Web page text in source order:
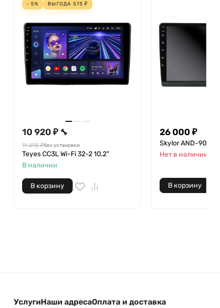
- 5% ВЫГОДА 575 ₽
10 920 ₽ 🔧
11 495 ₽без установки
Teyes CC3L Wi-Fi 32-2 10,2"
В наличии
В корзину
26 000 ₽
Skylor AND-9014
Нет в наличии
В корзину
УслугиНаши адресаОплата и доставка